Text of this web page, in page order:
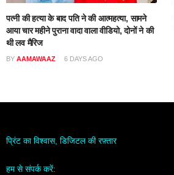
पत्नी की हत्या के बाद पति ने की आत्महत्या, सामने
आया चार महीने पुराना वादा वाला वीडियो, दोनों ने की
थी लव मैरिज
BY AAMAWAAZ 6 DAYS AGO
प्रिंट का विश्वास, डिजिटल की रफ़्तार
हम से संपर्क करें: